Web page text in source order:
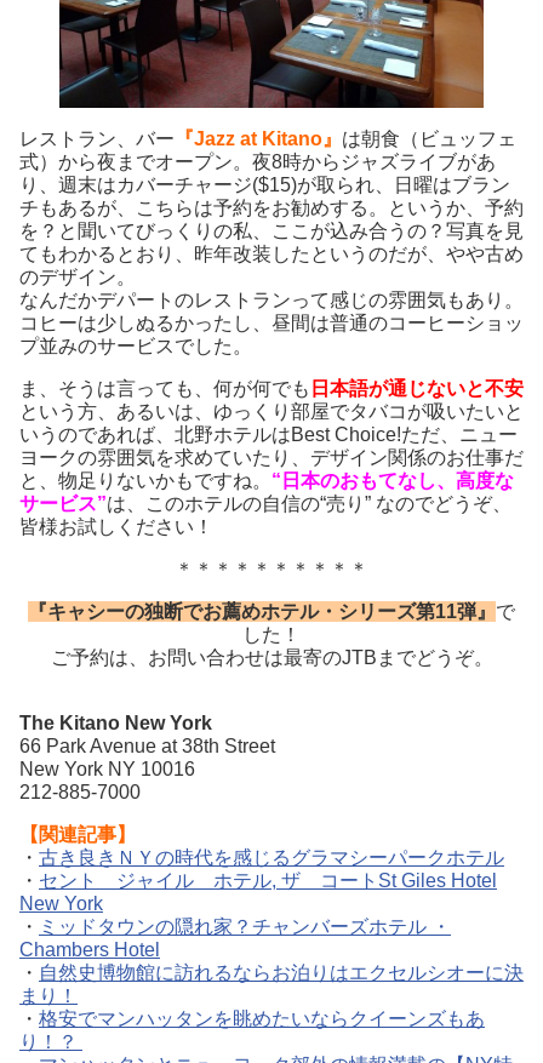
レストラン、バー 『Jazz at Kitano』 は朝食（ビュッフェ
式）から夜までオープン。夜8時からジャズライブがあ
り、週末はカバーチャージ($15)が取られ、日曜はブラン
チもあるが、こちらは予約をお勧めする。というか、予約
を？と聞いてびっくりの私、ここが込み合うの？写真を見
てもわかるとおり、昨年改装したというのだが、やや古め
のデザイン。
なんだかデパートのレストランって感じの雰囲気もあり。
コヒーは少しぬるかったし、昼間は普通のコーヒーショッ
プ並みのサービスでした。
ま、そうは言っても、何が何でも 日本語が通じないと不安
という方、あるいは、ゆっくり部屋でタバコが吸いたいと
いうのであれば、北野ホテルはBest Choice!ただ、ニュー
ヨークの雰囲気を求めていたり、デザイン関係のお仕事だ
と、物足りないかもですね。 “日本のおもてなし、高度な
サービス”は、このホテルの自信の“売り” なのでどうぞ、
皆様お試しください！
＊＊＊＊＊＊＊＊＊＊
『キャシーの独断でお薦めホテル・シリーズ第11弾』 で
した！
ご予約は、お問い合わせは最寄のJTBまでどうぞ。
The Kitano New York
66 Park Avenue at 38th Street
New York NY 10016
212-885-7000
【関連記事】
・ 古き良きＮＹの時代を感じるグラマシーパークホテル
・ セント ジャイル ホテル, ザ コートSt Giles Hotel
New York
・ ミッドタウンの隠れ家？チャンバーズホテル ・
Chambers Hotel
・ 自然史博物館に訪れるならお泊りはエクセルシオーに決
まり！
・ 格安でマンハッタンを眺めたいならクイーンズもあ
り！？